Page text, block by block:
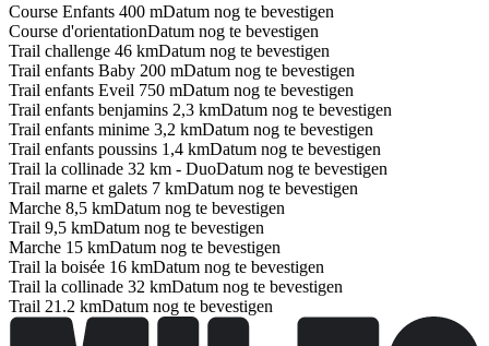
Course Enfants 400 mDatum nog te bevestigen
Course d'orientationDatum nog te bevestigen
Trail challenge 46 kmDatum nog te bevestigen
Trail enfants Baby 200 mDatum nog te bevestigen
Trail enfants Eveil 750 mDatum nog te bevestigen
Trail enfants benjamins 2,3 kmDatum nog te bevestigen
Trail enfants minime 3,2 kmDatum nog te bevestigen
Trail enfants poussins 1,4 kmDatum nog te bevestigen
Trail la collinade 32 km - DuoDatum nog te bevestigen
Trail marne et galets 7 kmDatum nog te bevestigen
Marche 8,5 kmDatum nog te bevestigen
Trail 9,5 kmDatum nog te bevestigen
Marche 15 kmDatum nog te bevestigen
Trail la boisée 16 kmDatum nog te bevestigen
Trail la collinade 32 kmDatum nog te bevestigen
Trail 21.2 kmDatum nog te bevestigen